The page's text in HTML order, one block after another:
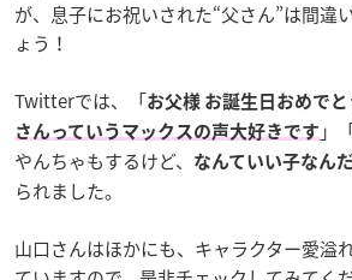
が、息子にお祝いされた“父さん”は間違
ょう！
Twitterでは、「お父様 お誕生日おめで
さんっていうマックスの声大好きです 」
やんちゃもするけど、
なんていい子なん
られました。
山口さんはほかにも、キャラクター愛溢